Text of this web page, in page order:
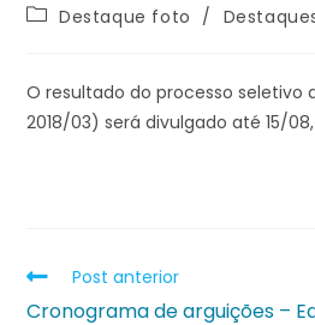
Destaque foto /
O resultado do processo seletivo
2018/03) será divulgado até 15/
Post anterior
Cronograma de arguições –